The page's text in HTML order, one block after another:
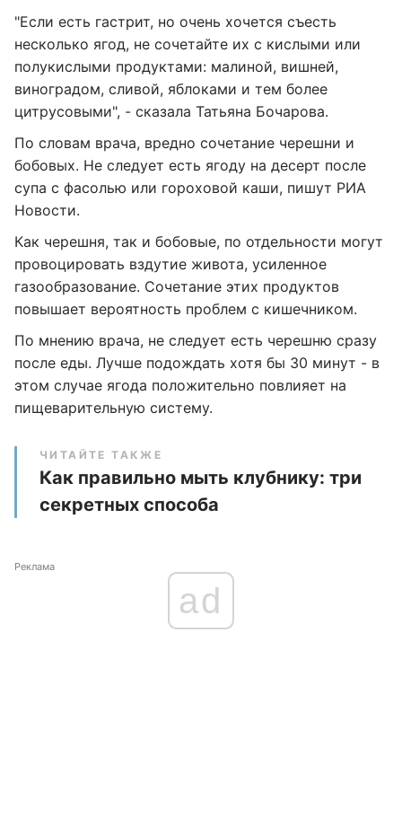
"Если есть гастрит, но очень хочется съесть
несколько ягод, не сочетайте их с кислыми или
полукислыми продуктами: малиной, вишней,
виноградом, сливой, яблоками и тем более
цитрусовыми", - сказала Татьяна Бочарова.
По словам врача, вредно сочетание черешни и
бобовых. Не следует есть ягоду на десерт после
супа с фасолью или гороховой каши, пишут РИА
Новости.
Как черешня, так и бобовые, по отдельности могут
провоцировать вздутие живота, усиленное
газообразование. Сочетание этих продуктов
повышает вероятность проблем с кишечником.
По мнению врача, не следует есть черешню сразу
после еды. Лучше подождать хотя бы 30 минут - в
этом случае ягода положительно повлияет на
пищеварительную систему.
ЧИТАЙТЕ ТАКЖЕ
Как правильно мыть клубнику: три
секретных способа
Реклама
ad